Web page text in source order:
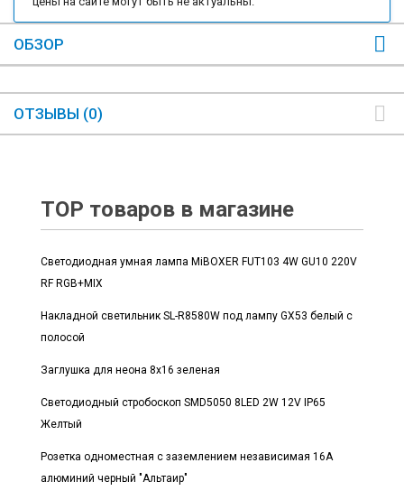
ОБЗОР
ОТЗЫВЫ (0)
TOP товаров в магазине
Светодиодная умная лампа MiBOXER FUT103 4W GU10 220V
RF RGB+MIX
Накладной светильник SL-R8580W под лампу GX53 белый с
полосой
Заглушка для неона 8x16 зеленая
Светодиодный стробоскоп SMD5050 8LED 2W 12V IP65
Желтый
Розетка одноместная с заземлением независимая 16А
алюминий черный "Альтаир"